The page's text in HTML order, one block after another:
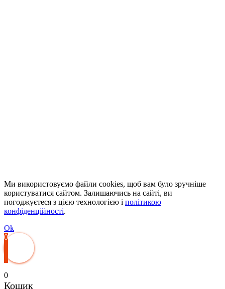
Ми використовуємо файли cookies, щоб вам було зручніше
користуватися сайтом. Залишаючись на сайті, ви
погоджуєтеся з цією технологією і політикою
конфіденційності.
Ok
0
0
Кошик